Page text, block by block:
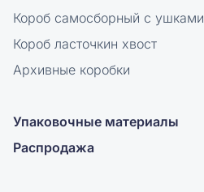
Короб самосборный с ушками
Короб ласточкин хвост
Архивные коробки
Упаковочные материалы
Распродажа